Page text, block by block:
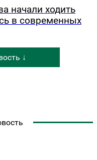
начали ходить
в современных
↓